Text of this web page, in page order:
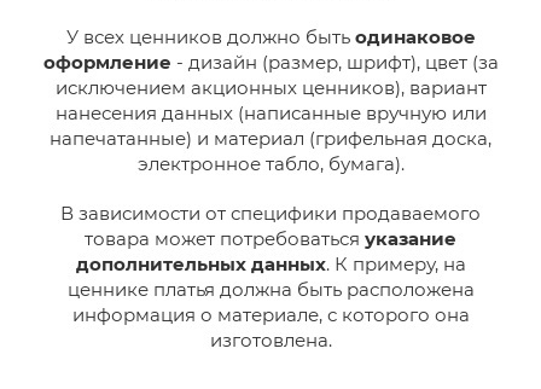
У всех ценников должно быть одинаковое
оформление - дизайн (размер, шрифт), цвет (за
исключением акционных ценников), вариант
нанесения данных (написанные вручную или
напечатанные) и материал (грифельная доска,
электронное табло, бумага).
В зависимости от специфики продаваемого
товара может потребоваться указание
дополнительных данных. К примеру, на
ценнике платья должна быть расположена
информация о материале, с которого она
изготовлена.